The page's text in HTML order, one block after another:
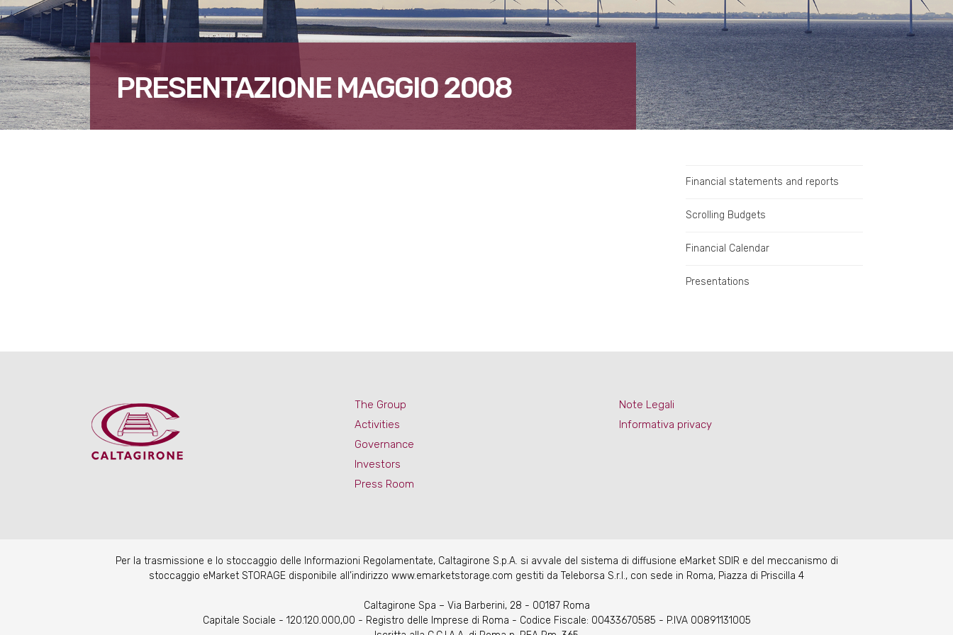
PRESENTAZIONE MAGGIO 2008
Financial statements and reports
Scrolling Budgets
Financial Calendar
Presentations
The Group
Activities
Governance
Investors
Press Room
Note Legali
Informativa privacy
Per la trasmissione e lo stoccaggio delle Informazioni Regolamentate, Caltagirone S.p.A. si avvale del sistema di diffusione eMarket SDIR e del meccanismo di
stoccaggio eMarket STORAGE disponibile all’indirizzo www.emarketstorage.com gestiti da Teleborsa S.r.l., con sede in Roma, Piazza di Priscilla 4
Caltagirone Spa – Via Barberini, 28 - 00187 Roma
Capitale Sociale - 120.120.000,00 - Registro delle Imprese di Roma - Codice Fiscale: 00433670585 - P.IVA 00891131005